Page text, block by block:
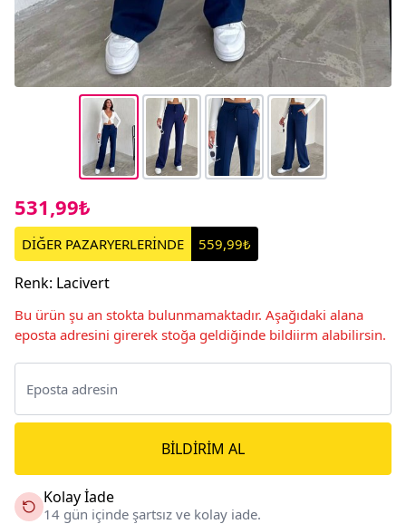
531,99₺
DİĞER PAZARYERLERİNDE 559,99₺
Renk: Lacivert
Bu ürün şu an stokta bulunmamaktadır. Aşağıdaki alana
eposta adresini girerek stoğa geldiğinde bildiirm alabilirsin.
BILDIRIM AL
Kolay İade
14 gün içinde şartsız ve kolay iade.